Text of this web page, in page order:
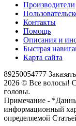
Производители
Контакты
Помощь
Описания и
Быстрая
Карта сайта
89250054777
2026 © Все волосы!
головы.
Примечание -
информационный
определяемой